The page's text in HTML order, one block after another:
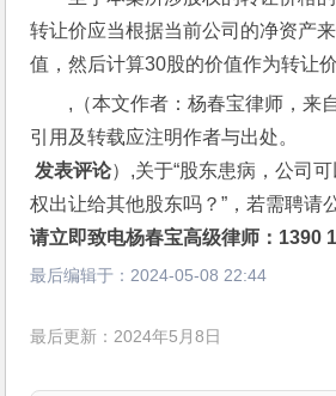
转让价应当根据当前公司的净资产
值，然后计算30股的价值作为转让价
,（本文作者：杨春宝律师，来
引用及转载应注明作者与出处。
发表评论）,关于“股东患病，公司
权出让给其他股东吗？”，若需聘请
请立即致电杨春宝高级律师：1390
最后编辑于： 2024-05-08 22:44
最后更新：2024年5月8日